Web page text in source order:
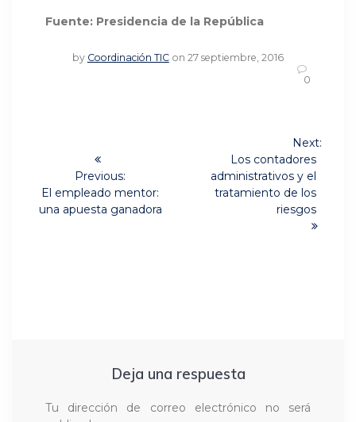
Fuente: Presidencia de la República
by Coordinación TIC on 27 septiembre, 2016
0
entradas
Previous:
Previous
post:
El empleado mentor:
una apuesta ganadora
Next:
post:
Los contadores
administrativos y el
tratamiento de los
riesgos
Deja una respuesta
Tu dirección de correo electrónico no será